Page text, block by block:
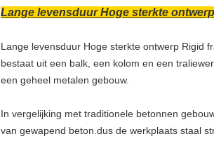
Lange levensduur Hoge sterkte
Lange levensduur Hoge sterkte ontwerp Rigid
bestaat uit een balk, een kolom en een
een geheel metalen gebouw.
In vergelijking met traditionele betonnen
van gewapend beton.dus de werkplaats staal